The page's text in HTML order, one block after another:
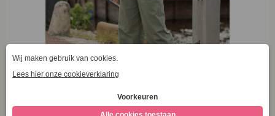
Very Cherry Marlene Pants Delfino Denim Sage